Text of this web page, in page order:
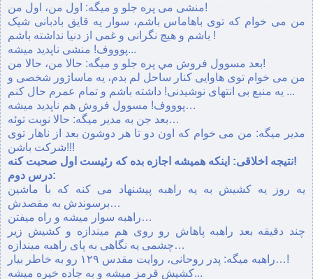
منشی می پره جلو و ميگه: اول من، اول من!
من می خوام که توی باهاماس باشم، سوار يه قايق بادبانی شيک
باشم و هيچ نگرانی و غمی از دنيا نداشته باشم !
پوووف! منشی ناپديد ميشه...
بعد مسوول فروش مي پره جلو و ميگه: حالا من، حالا من!
من می خوام توی هاوايی کنار ساحل لم بدم، يه ماساژور شخصی و
يه منبع بی انتهای نوشيدنی! داشته باشم و تمام عمرم حال کنم ...
پوووف! مسوول فروش هم ناپديد ميشه…
بعد جن به مدير ميگه: حالا نوبت توئه…
مدير ميگه: من می خوام که اون دو تا هر دوشون بعد از ناهار توی
شرکت باشن!!!
نتيجه اخلاقی: اينکه هميشه اجازه بده که رئيست اول صحبت کنه!
درس دوم:
يه روز يه کشيش به يه راهبه پيشنهاد می کنه که با ماشين
برسوندش به مقصدش…
راهبه سوار ميشه و راه ميفتن…
چند دقيقه بعد راهبه پاهاش رو روی هم ميندازه و کشيش زير
چشمی يه نگاهی به پای راهبه ميندازه…
راهبه ميگه: پدر روحانی، روايت مقدس ۱۲۹ رو به خاطر بيار…!
کشيش قرمز ميشه و به جاده خيره ميشه...